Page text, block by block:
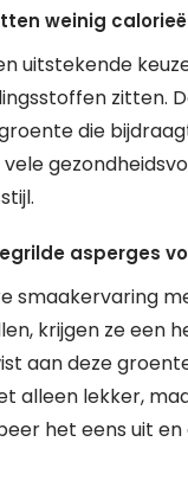
weinig
uitstekende
zitten.
die
asperges
smaakervaring
krijgen ze een
aan deze
alleen lekker,
het eens uit